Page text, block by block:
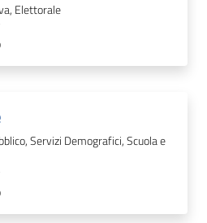
Elettorale
Servizi Demografici, Scuola e